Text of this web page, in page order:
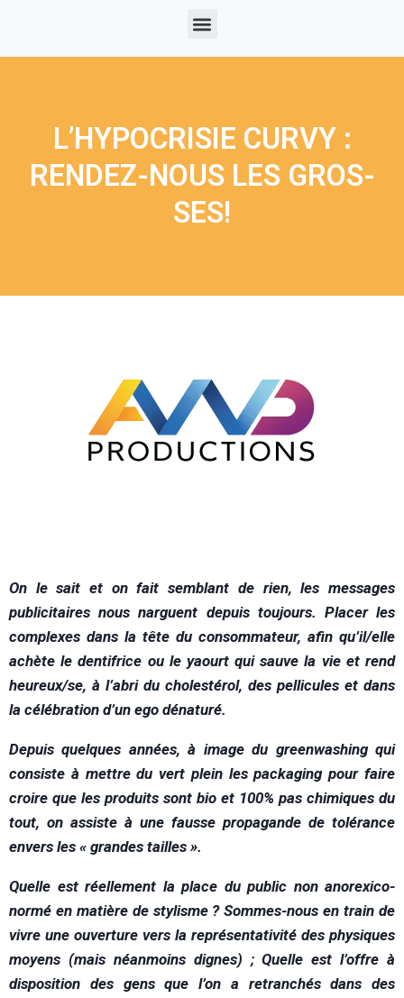
L’HYPOCRISIE CURVY :
RENDEZ-NOUS LES GROS-
SES!
On le sait et on fait semblant de rien, les messages
publicitaires nous narguent depuis toujours. Placer les
complexes dans la tête du consommateur, afin qu’il/elle
achète le dentifrice ou le yaourt qui sauve la vie et rend
heureux/se, à l’abri du cholestérol, des pellicules et dans
la célébration d’un ego dénaturé.
Depuis quelques années, à image du greenwashing qui
consiste à mettre du vert plein les packaging pour faire
croire que les produits sont bio et 100% pas chimiques du
tout, on assiste à une fausse propagande de tolérance
envers les « grandes tailles ».
Quelle est réellement la place du public non anorexico-
normé en matière de stylisme ? Sommes-nous en train de
vivre une ouverture vers la représentativité des physiques
moyens (mais néanmoins dignes) ; Quelle est l’offre à
disposition des gens que l’on a retranchés dans des